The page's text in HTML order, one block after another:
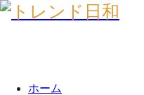
ホーム